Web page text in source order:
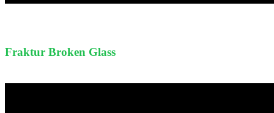
Fraktur Broken Glass